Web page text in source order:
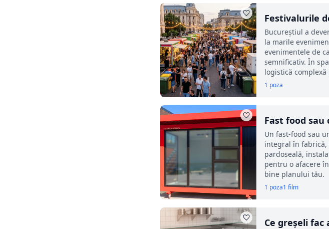
Festivalurile
Bucureștiul a
la marile
evenimentele de
semnificativ. În
logistică
1 poza
Fast food
Bucureștiul
Un fast-food sau
integral în fabrică,
pardoseală,
pentru o afacere
bine planului tău.
1 poza1 film
Ce greșeli